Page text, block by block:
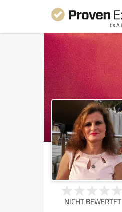
NICHT BEWERTET